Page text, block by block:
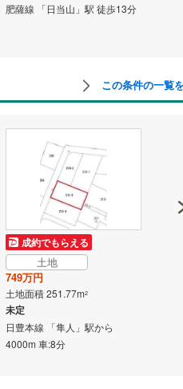
肥薩線 「日当山」駅 徒歩13分 日
この条件の一覧
成約でもらえる
土地
749万円
土地面積 251.77m2
未定
日豊本線 「隼人」駅から
4000m 車:8分